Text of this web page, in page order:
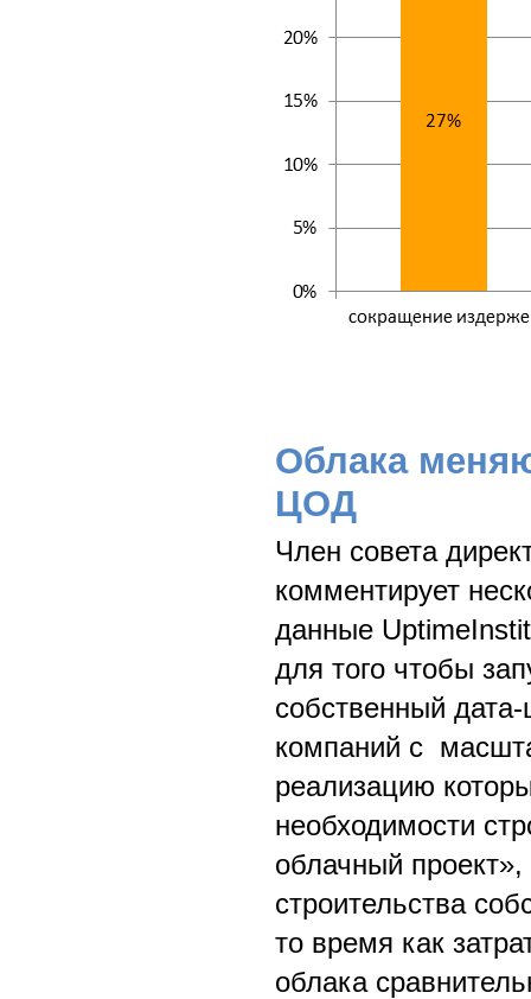
Облака
ЦОД
Член совета
комментирует
данные
для того чтобы
собственный
компаний с
реализацию
необходимости
облачный
строительства
то время как
облака